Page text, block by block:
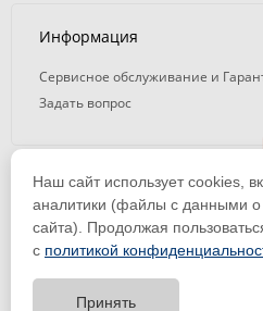
Информация
Сервисное обслуживание и
Задать вопрос
© 2008 — 2026. ООО «ТК Вэлд Плюс»
Email: ideasvarki@wp116.ru
Тел.: 8 800 101-08-75 (с 10:00 до 19:00)
ООО «Торговая Компания Вэлд
1141650012184
Наш сайт использует cookies,
аналитики (файлы с данными
сайта). Продолжая
с политикой
Принять